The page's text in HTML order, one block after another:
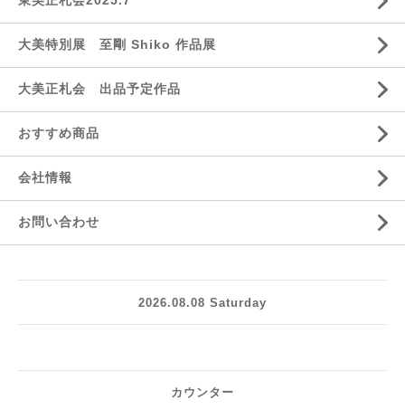
大美特別展 至剛 Shiko 作品展
大美正札会 出品予定作品
おすすめ商品
会社情報
お問い合わせ
2026.08.08 Saturday
カウンター